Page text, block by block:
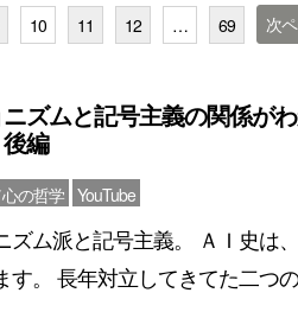
10 11 12 … 69 次
ズムと記号主義の関係が
編
の哲学 YouTube
ズム派と記号主義。 ＡＩ史は
す。 長年対立してきてた二つ